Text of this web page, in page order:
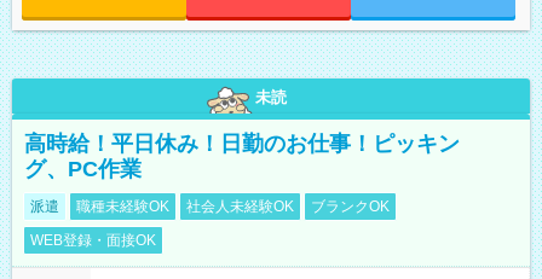
未読
高時給！平日休み！日勤のお仕事！ピッキン
グ、PC作業
派遣 職種未経験OK 社会人未経験OK
ブランクOK
WEB登録・面接OK